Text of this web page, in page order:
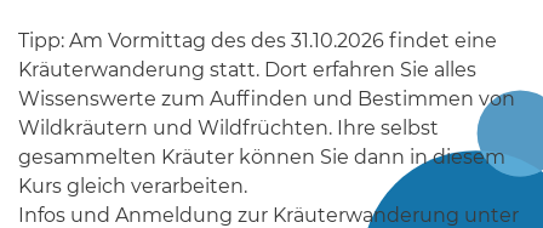
Tipp: Am Vormittag des des 31.10.2026 findet eine
Kräuterwanderung statt. Dort erfahren Sie alles
Wissenswerte zum Auffinden und Bestimmen von
Wildkräutern und Wildfrüchten. Ihre selbst
gesammelten Kräuter können Sie dann in diesem
Kurs gleich verarbeiten.
Infos und Anmeldung zur Kräuterwanderung unter